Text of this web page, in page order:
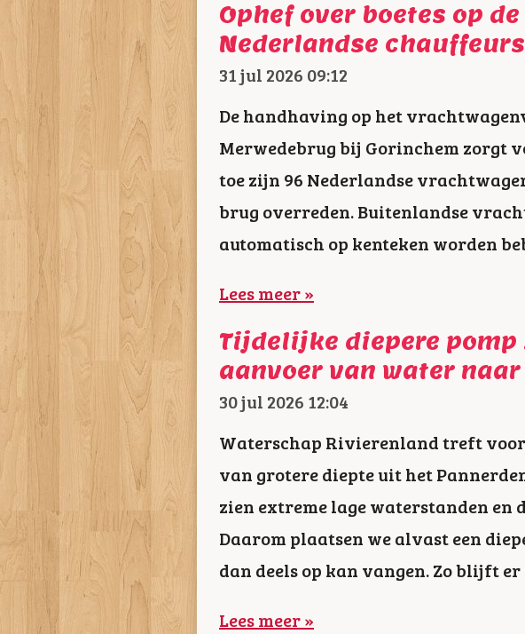
Ophef over boetes op
Nederlandse
31 jul 2026 09:12
De handhaving op het
Merwedebrug bij Gorinchem zorgt
toe zijn 96 Nederlandse
brug overreden. Buitenlandse
automatisch op kenteken worden
Lees meer »
Tijdelijke diepere pomp
aanvoer van water naar
30 jul 2026 12:04
Waterschap Rivierenland treft
van grotere diepte uit het
zien extreme lage waterstanden en
Daarom plaatsen we alvast een
dan deels op kan vangen. Zo blijft
Lees meer »